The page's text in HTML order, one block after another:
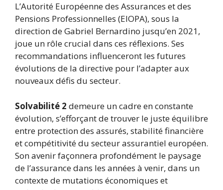
L’Autorité Européenne des Assurances et des
Pensions Professionnelles (EIOPA), sous la
direction de Gabriel Bernardino jusqu’en 2021,
joue un rôle crucial dans ces réflexions. Ses
recommandations influenceront les futures
évolutions de la directive pour l’adapter aux
nouveaux défis du secteur.
Solvabilité 2 demeure un cadre en constante
évolution, s’efforçant de trouver le juste équilibre
entre protection des assurés, stabilité financière
et compétitivité du secteur assurantiel européen.
Son avenir façonnera profondément le paysage
de l’assurance dans les années à venir, dans un
contexte de mutations économiques et